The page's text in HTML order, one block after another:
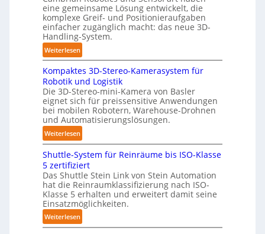
m
e
r
l
a
g
e
r
f
ü
r
T
a
c
h
r
o
b
o
t
o
m
a
t
i
s
i
e
r
u
n
g
s
t
r
e
f
f
0
eine gemeinsame Lösung entwickelt, die
komplexe Greif- und Positionieraufgaben
einfacher zugänglich macht: das neue 3D-
Handling-System.
Weiterlesen:
3
D
-
H
a
n
d
l
n
g
-
S
y
s
t
Kompaktes 3D-Stereo-Kamerasystem für
Robotik und Logistik
Die 3D-Stereo-mini-Kamera von Basler
eignet sich für preissensitive Anwendungen
bei mobilen Robotern, Warehouse-Drohnen
und Automatisierungslösungen.
Weiterlesen:
K
o
m
p
a
k
t
e
Shuttle-System für Reinräume bis ISO-Klasse
5 zertifiziert
Das Shuttle Stein Link von Stein Automation
hat die Reinraumklassifizierung nach ISO-
Klasse 5 erhalten und erweitert damit seine
Einsatzmöglichkeiten.
Weiterlesen:
S